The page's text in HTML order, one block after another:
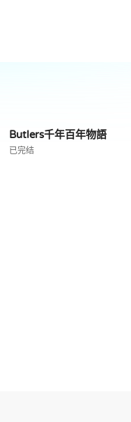
Butlers千年百年物語
已完结